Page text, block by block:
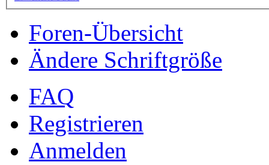
Foren-Übersicht
Ändere Schriftgröße
FAQ
Registrieren
Anmelden